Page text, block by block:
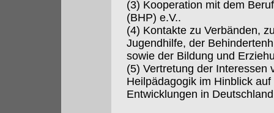
(3) Kooperation mit dem
(BHP) e.V..
(4) Kontakte zu Verbänden,
Jugendhilfe, der
sowie der Bildung und
(5) Vertretung der Interessen
Heilpädagogik im Hinblick
Entwicklungen in